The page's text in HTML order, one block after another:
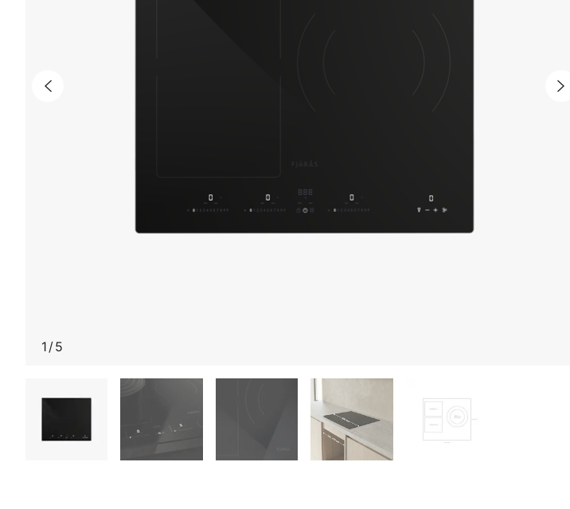
1 /5